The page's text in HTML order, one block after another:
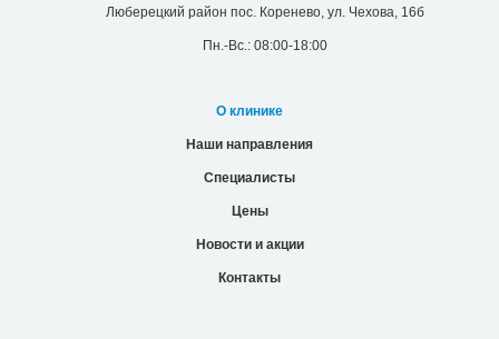
Люберецкий район пос. Коренево, ул. Чехова, 16б
Пн.-Вс.: 08:00-18:00
О клинике
Наши направления
Специалисты
Цены
Новости и акции
Контакты